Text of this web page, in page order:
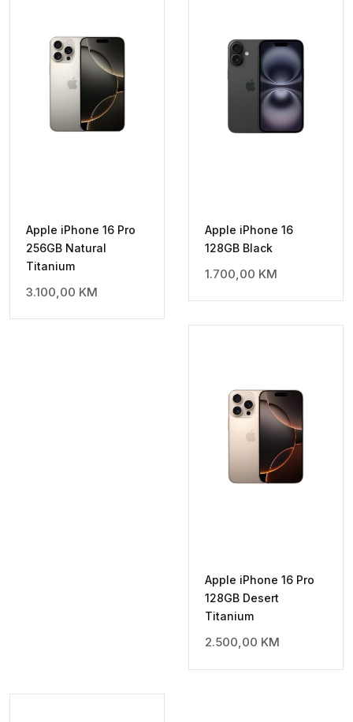
Apple iPhone 16 Pro
256GB Natural
Titanium
3.100,00 KM
Apple iPhone 16
128GB Black
1.700,00 KM
Apple iPhone 16 Pro
128GB Desert
Titanium
2.500,00 KM